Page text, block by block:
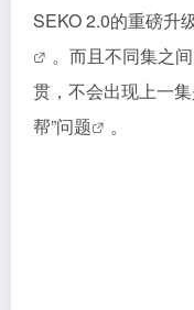
SEKO 2.0的重磅升
。而且不同集之
贯，不会出现上一
帮”问题
。